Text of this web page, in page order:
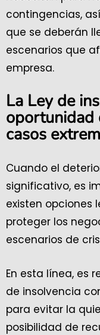
contingencias,
que se deberán
escenarios que
empresa.
La Ley de
oportunidad
casos
Cuando el
significativo, es
existen opciones
proteger los
escenarios de
En esta línea, es
de insolvencia
para evitar la
posibilidad de